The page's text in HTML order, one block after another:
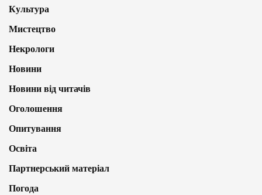
Культура
Мистецтво
Некрологи
Новини
Новини від читачів
Оголошення
Опитування
Освіта
Партнерський матеріал
Погода